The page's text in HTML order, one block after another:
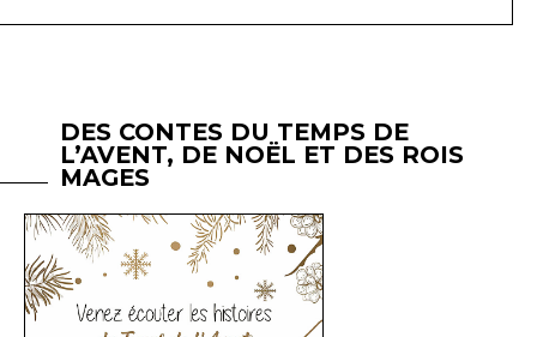
DES CONTES DU TEMPS DE
L’AVENT, DE NOËL ET DES ROIS
MAGES